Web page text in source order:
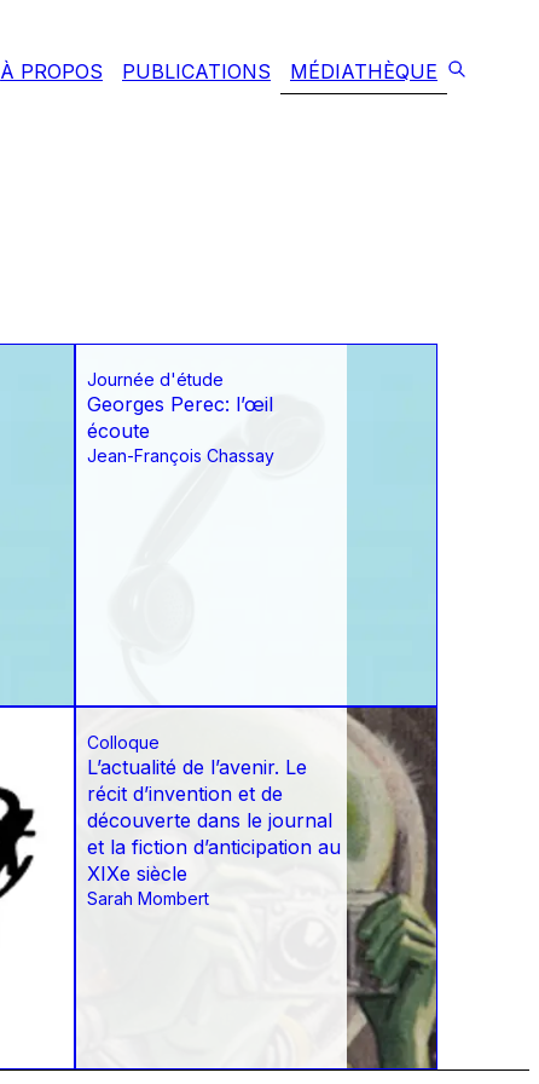
À PROPOS PUBLICATIONS MÉDIATHÈQUE
Journée d'étude
Georges Perec: l’œil
écoute
Jean-François Chassay
Colloque
L’actualité de l’avenir. Le
récit d’invention et de
découverte dans le journal
et la fiction d’anticipation au
XIXe siècle
Sarah Mombert